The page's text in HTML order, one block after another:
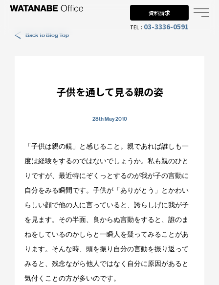
資料請求
TEL： 03-3336-0591
Why WO?
渡邊オフィスを選ぶ理由
About us
Planning
留学までの流れ
When?
年齢で選ぶ留学
How long?
期間で選ぶ留学
Back to Blog Top
子供を通して見る親の姿
28th May 2010
「子供は親の鏡」と感じること。親であれば誰しも一
度は経験をするのではないでしょうか。私も親のひと
りですが、最近特にぞくっとするのが我が子の言動に
自分をみる瞬間です。子供が「ありがとう」とかわい
らしい顔で他の人に言っていると、誇らしげに我が子
を見ます。その半面、良からぬ言動をすると、誰のま
ねをしているのかしらと一瞬人を疑ってみることがあ
ります。そんな時、頭を振り自分の言動を振り返って
みると、残念ながら他人ではなく自分に原因があると
気付くことの方が多いのです。